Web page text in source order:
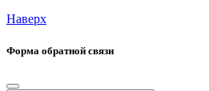
Наверх
Форма обратной связи